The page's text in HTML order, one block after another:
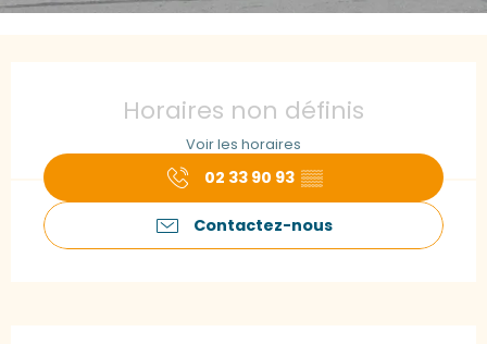
Horaires non définis
Voir les horaires
02 33 90 93 ▒▒
Contactez-nous